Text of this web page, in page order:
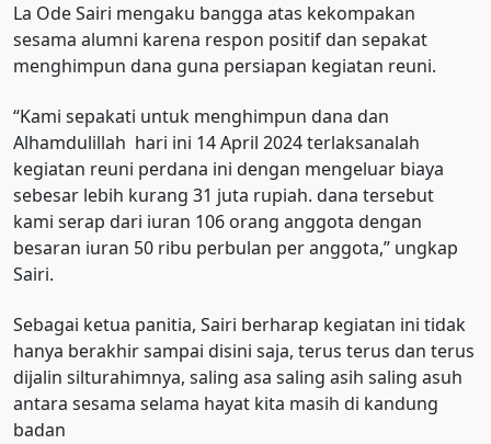
La Ode Sairi mengaku bangga atas kekompakan
sesama alumni karena respon positif dan sepakat
menghimpun dana guna persiapan kegiatan reuni.
“Kami sepakati untuk menghimpun dana dan
Alhamdulillah hari ini 14 April 2024 terlaksanalah
kegiatan reuni perdana ini dengan mengeluar biaya
sebesar lebih kurang 31 juta rupiah. dana tersebut
kami serap dari iuran 106 orang anggota dengan
besaran iuran 50 ribu perbulan per anggota,” ungkap
Sairi.
Sebagai ketua panitia, Sairi berharap kegiatan ini tidak
hanya berakhir sampai disini saja, terus terus dan terus
dijalin silturahimnya, saling asa saling asih saling asuh
antara sesama selama hayat kita masih di kandung
badan